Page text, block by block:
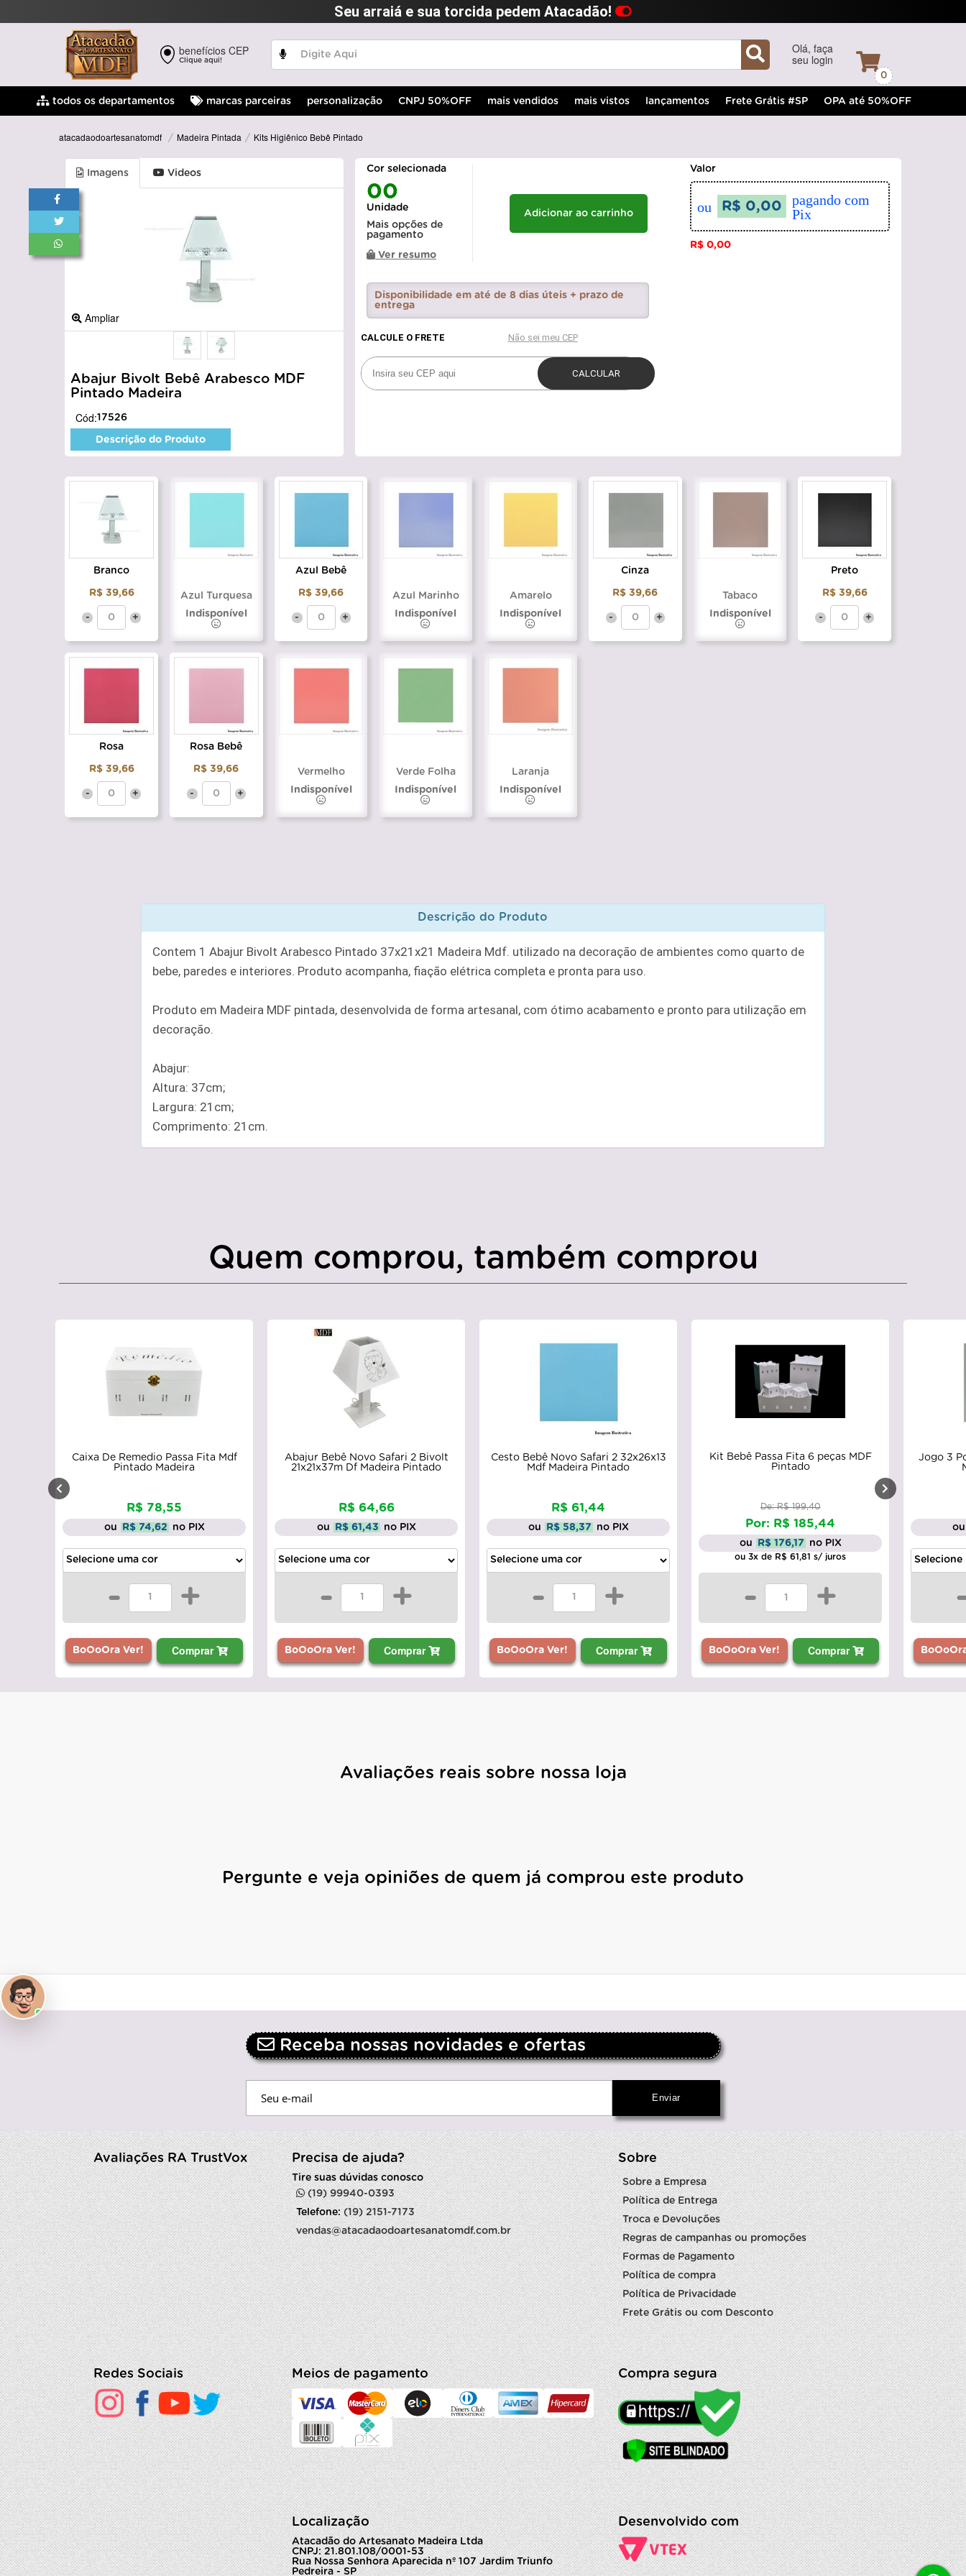
Seu arraiá e sua torcida pedem Atacadão!
benefícios CEP
Clique aqui!
Olá, faça
seu login
0
todos os departamentos marcas parceiras personalização CNPJ 50%OFF mais vendidos mais vistos lançamentos Frete Grátis #SP OPA até 50%OFF
atacadaodoartesanatomdf Madeira Pintada Kits Higiênico Bebê Pintado
Imagens Videos
Ampliar
Abajur Bivolt Bebê Arabesco MDF
Pintado Madeira
Cód:17526
Descrição do Produto
Cor selecionada
00
Unidade
Mais opções de
pagamento
Ver resumo
Adicionar ao carrinho
Valor
ou R$ 0,00
pagando com
Pix
R$ 0,00
Disponibilidade em até de 8 dias úteis + prazo de
entrega
Branco
R$ 39,66
- +
Azul Turquesa
Indisponível
Azul Bebê
R$ 39,66
- +
Azul Marinho
Indisponível
Amarelo
Indisponível
Cinza
R$ 39,66
- +
Tabaco
Indisponível
Preto
R$ 39,66
- +
Rosa
R$ 39,66
- +
Rosa Bebê
R$ 39,66
- +
Vermelho
Indisponível
Verde Folha
Indisponível
Laranja
Indisponível
Descrição do Produto
Contem 1 Abajur Bivolt Arabesco Pintado 37x21x21 Madeira Mdf. utilizado na decoração de ambientes como quarto de
bebe, paredes e interiores. Produto acompanha, fiação elétrica completa e pronta para uso.
Produto em Madeira MDF pintada, desenvolvida de forma artesanal, com ótimo acabamento e pronto para utilização em
decoração.
Abajur:
Altura: 37cm;
Largura: 21cm;
Comprimento: 21cm.
Quem comprou, também comprou
Caixa De Remedio Passa Fita Mdf
Pintado Madeira
R$ 78,55
ou R$ 74,62 no PIX
- +
BoOoOra Ver! Comprar
Abajur Bebê Novo Safari 2 Bivolt
21x21x37m Df Madeira Pintado
R$ 64,66
ou R$ 61,43 no PIX
- +
BoOoOra Ver! Comprar
Cesto Bebê Novo Safari 2 32x26x13
Mdf Madeira Pintado
R$ 61,44
ou R$ 58,37 no PIX
- +
BoOoOra Ver! Comprar
Kit Bebê Passa Fita 6 peças MDF
Pintado
De: R$ 199,40
Por: R$ 185,44
ou R$ 176,17 no PIX
ou 3x de R$ 61,81 s/ juros
- +
BoOoOra Ver! Comprar
Jogo 3
ou
Avaliações reais sobre nossa loja
Pergunte e veja opiniões de quem já comprou este produto
Receba nossas novidades e ofertas
Avaliações RA TrustVox Precisa de ajuda?
Tire suas dúvidas conosco
(19) 99940-0393
Telefone:(19) 2151-7173
vendas@atacadaodoartesanatomdf.com.br
Sobre
Sobre a Empresa
Política de Entrega
Troca e Devoluções
Regras de campanhas ou promoções
Formas de Pagamento
Política de compra
Política de Privacidade
Frete Grátis ou com Desconto
Redes Sociais Meios de pagamento Compra segura
Localização
Atacadão do Artesanato Madeira Ltda
CNPJ: 21.801.108/0001-53
Rua Nossa Senhora Aparecida nº 107 Jardim Triunfo
Pedreira - SP
Desenvolvido com